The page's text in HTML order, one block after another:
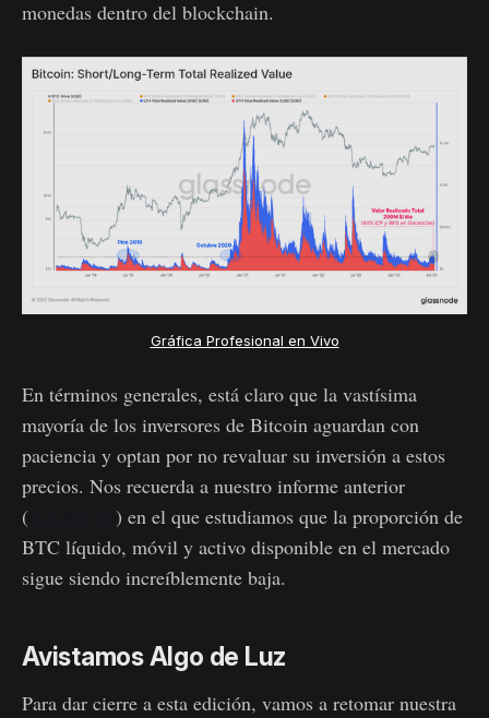
monedas dentro del blockchain.
Gráfica Profesional en Vivo
En términos generales, está claro que la vastísima
mayoría de los inversores de Bitcoin aguardan con
paciencia y optan por no revaluar su inversión a estos
precios. Nos recuerda a nuestro informe anterior
(
) en el que estudiamos que la proporción de
BTC líquido, móvil y activo disponible en el mercado
sigue siendo increíblemente baja.
Avistamos Algo de Luz
Para dar cierre a esta edición, vamos a retomar nuestra